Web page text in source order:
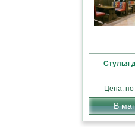
Стулья
Цена: по
В